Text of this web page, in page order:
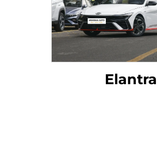
Elantra